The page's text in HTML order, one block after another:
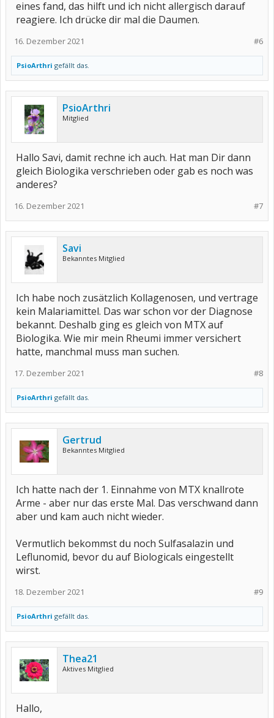
eines fand, das hilft und ich nicht allergisch darauf
reagiere. Ich drücke dir mal die Daumen.
#6
16. Dezember 2021
PsioArthri gefällt das.
PsioArthri
Mitglied
Hallo Savi, damit rechne ich auch. Hat man Dir dann
gleich Biologika verschrieben oder gab es noch was
anderes?
#7
16. Dezember 2021
Savi
Bekanntes Mitglied
Ich habe noch zusätzlich Kollagenosen, und vertrage
kein Malariamittel. Das war schon vor der Diagnose
bekannt. Deshalb ging es gleich von MTX auf
Biologika. Wie mir mein Rheumi immer versichert
hatte, manchmal muss man suchen.
#8
17. Dezember 2021
PsioArthri gefällt das.
Gertrud
Bekanntes Mitglied
Ich hatte nach der 1. Einnahme von MTX knallrote
Arme - aber nur das erste Mal. Das verschwand dann
aber und kam auch nicht wieder.
Vermutlich bekommst du noch Sulfasalazin und
Leflunomid, bevor du auf Biologicals eingestellt
wirst.
#9
18. Dezember 2021
PsioArthri gefällt das.
Thea21
Aktives Mitglied
Hallo,